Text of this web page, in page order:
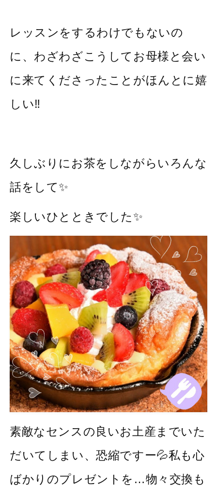
レッスンをするわけでもないの
に、わざわざこうしてお母様と会い
に来てくださったことがほんとに嬉
しい‼️
久しぶりにお茶をしながらいろんな
話をして✨
楽しいひとときでした✨
素敵なセンスの良いお土産までいた
だいてしまい、恐縮ですー💦私も心
ばかりのプレゼントを…物々交換も